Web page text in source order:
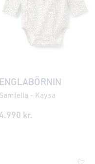
ENGLABÖRNIN
Samfella - Kaysa
4.990 kr.